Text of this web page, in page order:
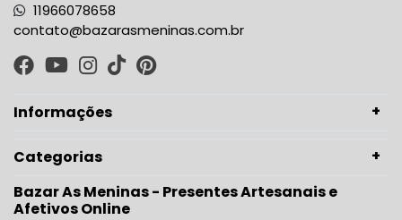
11966078658
contato@bazarasmeninas.com.br
Informações
Categorias
Bazar As Meninas - Presentes Artesanais e
Afetivos Online